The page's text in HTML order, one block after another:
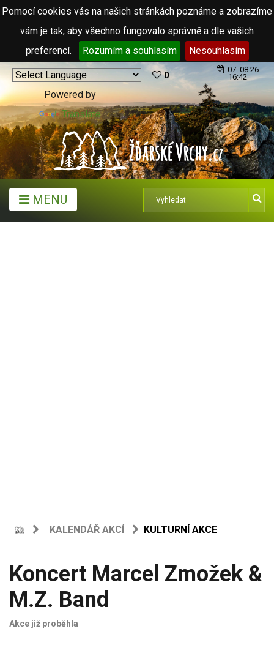
Pomocí cookies vás na našich stránkách poznáme a zobrazíme
vám je tak, aby všechno fungovalo správně a dle vašich
preferencí.
Rozumím a souhlasím Nesouhlasím
Powered by
Translate
0
07. 08.26
16:42
MENU
KALENDÁŘ AKCÍ KULTURNÍ AKCE
Koncert Marcel Zmožek &
M.Z. Band
Akce již proběhla